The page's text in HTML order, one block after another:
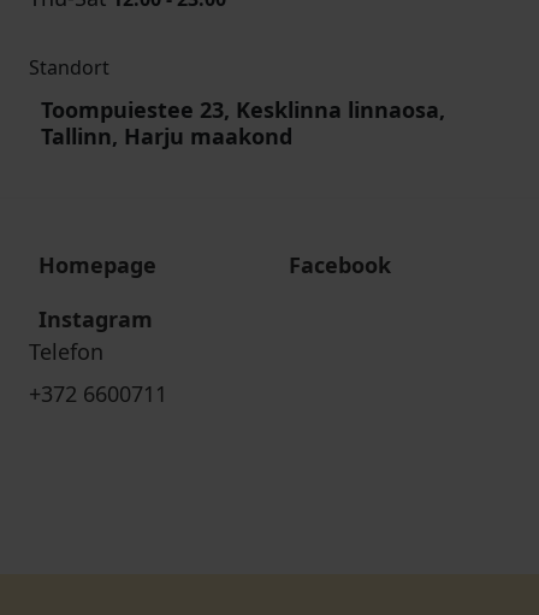
Standort
Toompuiestee 23, Kesklinna linnaosa,
Tallinn, Harju maakond
Homepage
Facebook
Instagram
Telefon
+372 6600711